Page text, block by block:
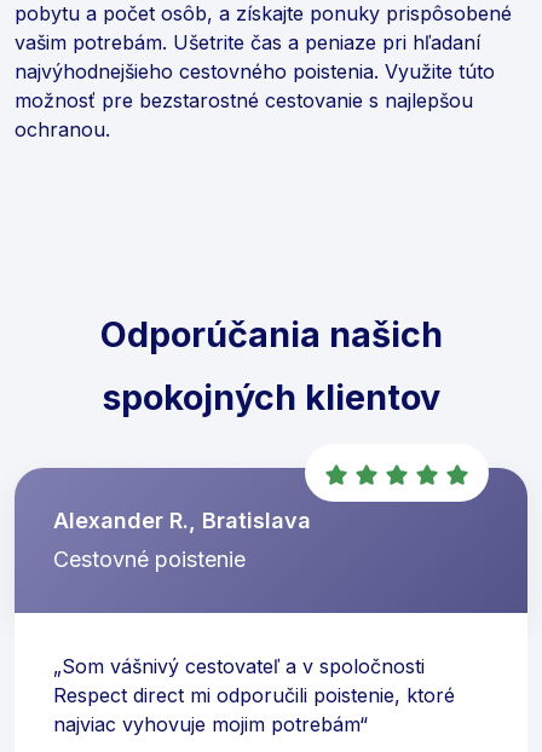
pobytu a počet osôb, a získajte ponuky prispôsobené
vašim potrebám. Ušetrite čas a peniaze pri hľadaní
najvýhodnejšieho cestovného poistenia. Využite túto
možnosť pre bezstarostné cestovanie s najlepšou
ochranou.
Alexander R., Bratislava
Cestovné poistenie
„Som vášnivý cestovateľ a v spoločnosti
Respect direct mi odporučili poistenie, ktoré
najviac vyhovuje mojim potrebám“
Odporúčania našich
spokojných klientov